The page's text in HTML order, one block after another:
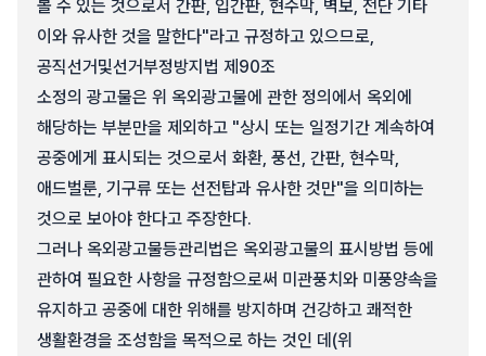
볼 수 있는 것으로서 간판, 입간판, 현수막, 벽보, 전단 기타
이와 유사한 것을 말한다"라고 규정하고 있으므로,
공직선거및선거부정방지법 제90조
소정의 광고물은 위 옥외광고물에 관한 정의에서 옥외에
해당하는 부분만을 제외하고 "상시 또는 일정기간 계속하여
공중에게 표시되는 것으로서 화환, 풍선, 간판, 현수막,
애드벌룬, 기구류 또는 선전탑과 유사한 것만"을 의미하는
것으로 보아야 한다고 주장한다.
그러나 옥외광고물등관리법은 옥외광고물의 표시방법 등에
관하여 필요한 사항을 규정함으로써 미관풍치와 미풍양속을
유지하고 공중에 대한 위해를 방지하며 건강하고 쾌적한
생활환경을 조성함을 목적으로 하는 것인 데(위